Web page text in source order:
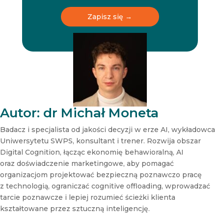
e
t
t
e
r
e
t
t
e
r
N
e
w
s
l
e
t
t
e
r
N
e
w
s
l
e
t
t
Zapisz się →
Autor: dr Michał Moneta
Badacz i specjalista od jakości decyzji w erze AI, wykładowca
Uniwersytetu SWPS, konsultant i trener. Rozwija obszar
Digital Cognition, łącząc ekonomię behawioralną, AI
oraz doświadczenie marketingowe, aby pomagać
organizacjom projektować bezpieczną poznawczo pracę
z technologią, ograniczać cognitive offloading, wprowadzać
tarcie poznawcze i lepiej rozumieć ścieżki klienta
kształtowane przez sztuczną inteligencję.